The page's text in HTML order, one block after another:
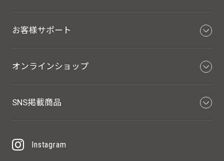
お客様サポート
オンラインショップ
SNS掲載商品
Instagram